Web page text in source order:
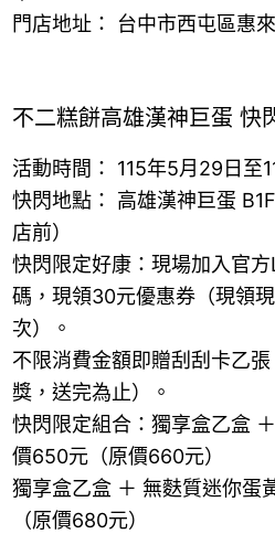
門店地址： 台中市西屯區惠
不二糕餅高雄漢神巨蛋 快
活動時間： 115年5月29日至
快閃地點： 高雄漢神巨蛋
店前）
快閃限定好康：現場加入官
碼，現領30元優惠券（現領
次）。
不限消費金額即贈刮刮卡乙
獎，送完為止）。
快閃限定組合：獨享盒乙盒
價650元（原價660元）
獨享盒乙盒 ＋ 無麩質迷你蛋
（原價680元）